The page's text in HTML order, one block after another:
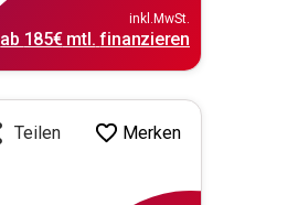
inkl.MwSt.
ab 185€mtl. finanzieren
Teilen Merken